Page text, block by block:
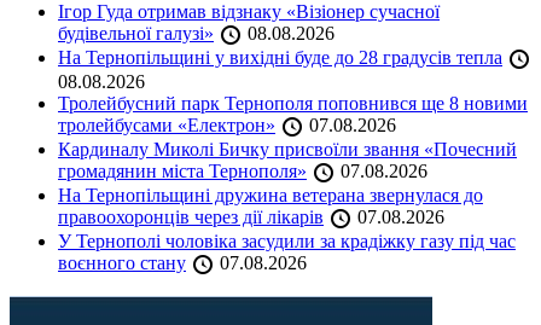
Ігор Гуда отримав відзнаку «Візіонер сучасної
будівельної галузі»
08.08.2026
На Тернопільщині у вихідні буде до 28 градусів тепла
08.08.2026
Тролейбусний парк Тернополя поповнився ще 8 новими
тролейбусами «Електрон»
07.08.2026
Кардиналу Миколі Бичку присвоїли звання «Почесний
громадянин міста Тернополя»
07.08.2026
На Тернопільщині дружина ветерана звернулася до
правоохоронців через дії лікарів
07.08.2026
У Тернополі чоловіка засудили за крадіжку газу під час
воєнного стану
07.08.2026